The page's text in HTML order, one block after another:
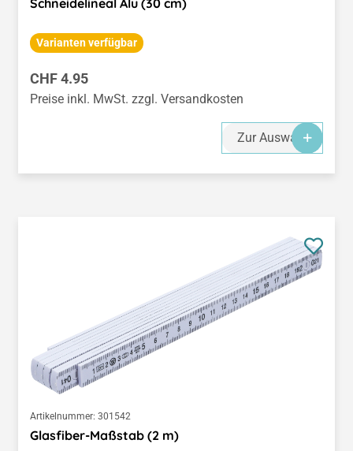
Varianten verfügbar
Regulärer Preis:
CHF 4.95
Preise inkl. MwSt. zzgl. Versandkosten
Zur Auswahl
Artikelnummer: 301542
Glasfiber-Maßstab (2 m)